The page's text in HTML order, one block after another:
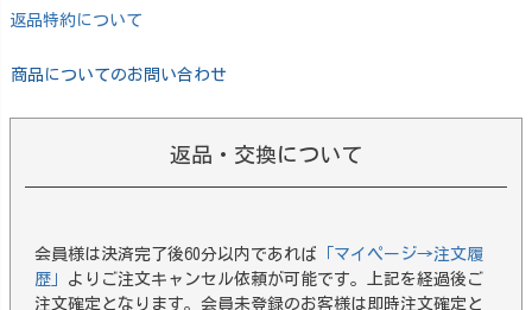
返品特約について
商品についてのお問い合わせ
返品・交換について
会員様は決済完了後60分以内であれば 「マイページ→注文履
歴」 よりご注文キャンセル依頼が可能です。上記を経過後ご
注文確定となります。会員未登録のお客様は即時注文確定と